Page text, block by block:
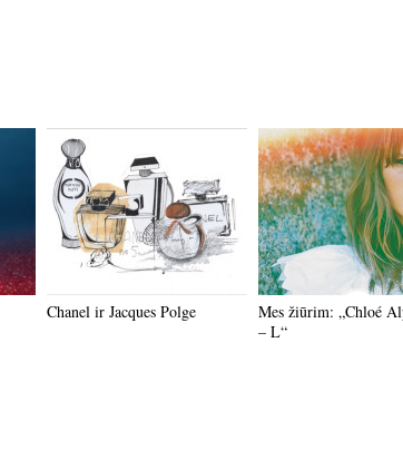
Chanel ir Jacques Polge
Mes žiūrim: „Chloé
– L“